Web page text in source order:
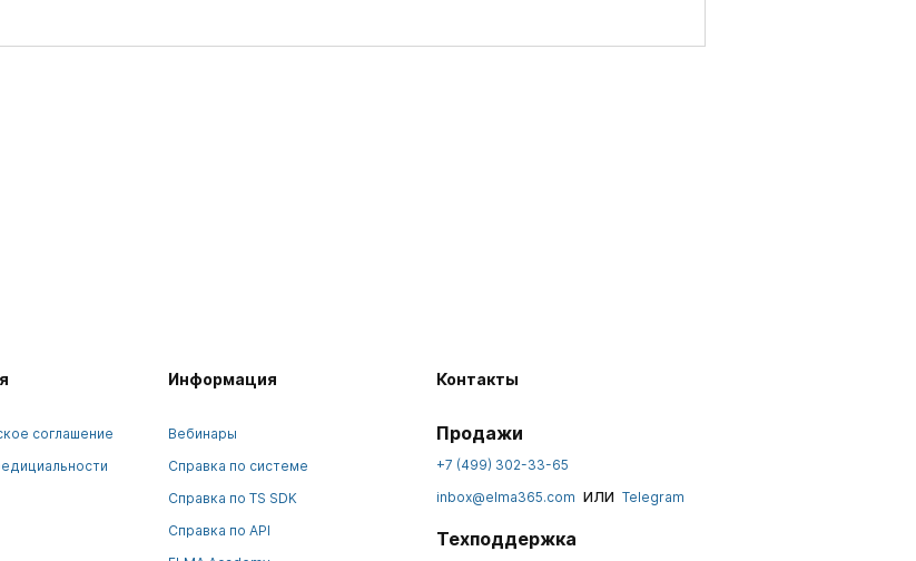
соглашение
Информация
Вебинары
Справка по системе
Справка по TS SDK
Справка по API
Контакты
Продажи
+7 (499) 302-33-65
inbox@elma365.com или Telegram
Техподдержка